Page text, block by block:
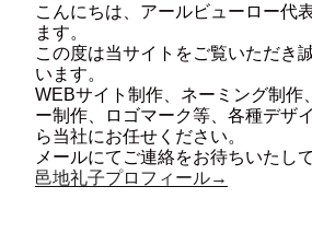
こんにちは、アールビューロー代
ます。
この度は当サイトをご覧いただき
います。
WEBサイト制作、ネーミング制作
ー制作、ロゴマーク等、各種デザ
ら当社にお任せください。
メールにてご連絡をお待ちいたし
邑地礼子プロフィール→